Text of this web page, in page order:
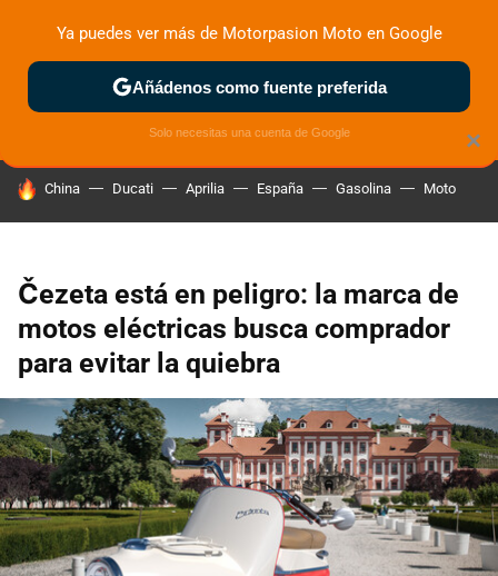
ZONA DE PRUEBAS DEPORTIVAS MOTOS ELÉCTRICAS
HOY SE HABLA DE
China Ducati Aprilia España Gasolina Moto
Čezeta está en peligro: la marca de
motos eléctricas busca comprador
para evitar la quiebra
×
Ya puedes ver más de Motorpasion Moto en Google
Añádenos como fuente preferida
Solo necesitas una cuenta de Google